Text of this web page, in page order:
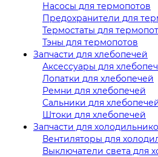
Насосы для термопотов
Предохранители для
Термостаты для
Тэны для термопотов
Запчасти для хлебопечей
Аксессуары для
Лопатки для хлебопечей
Ремни для хлебопечей
Сальники для
Штоки для хлебопечей
Запчасти для
Вентиляторы для
Выключатели света для